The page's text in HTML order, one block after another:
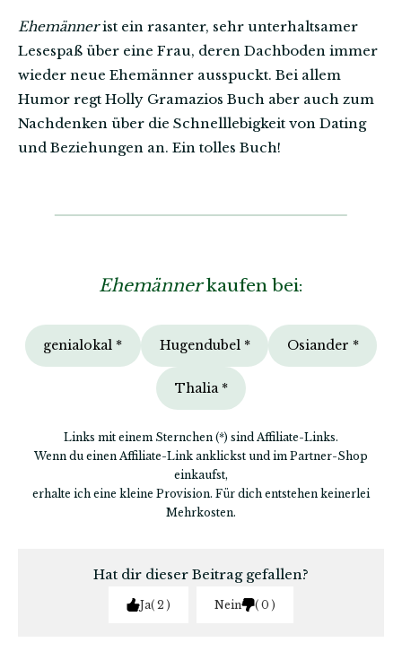
Ehemännerist ein rasanter, sehr unterhaltsamer
Lesespaß über eine Frau, deren Dachboden immer
wieder neue Ehemänner ausspuckt. Bei allem
Humor regt Holly Gramazios Buch aber auch zum
Nachdenken über die Schnelllebigkeit von Dating
und Beziehungen an. Ein tolles Buch!
Ehemännerkaufen bei:
genialokal * Hugendubel * Osiander *
Thalia *
Links mit einem Sternchen (*) sind Affiliate-Links.
Wenn du einen Affiliate-Link anklickst und im Partner-Shop
einkaufst,
erhalte ich eine kleine Provision. Für dich entstehen keinerlei
Mehrkosten.
Hat dir dieser Beitrag gefallen?
Ja 2 Nein 0